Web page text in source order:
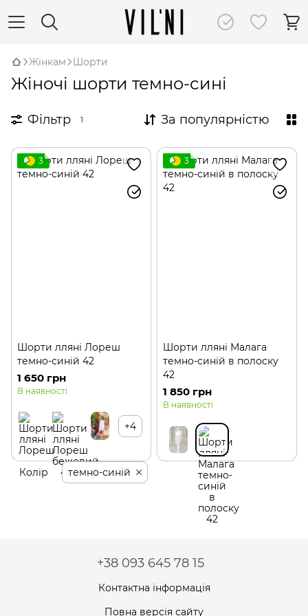
Жінкам Шорти
Жіночі шорти темно-сині
Фільтр 1 За популярністю
3
Шорти лляні Лореш
темно-синій 42
1 650 грн
В наявності
+4
3
Шорти лляні Малага
темно-синій в полоску
42
1 850 грн
В наявності
Колір темно-синій
+38 093 645 78 15
Контактна інформація
Повна версія сайту